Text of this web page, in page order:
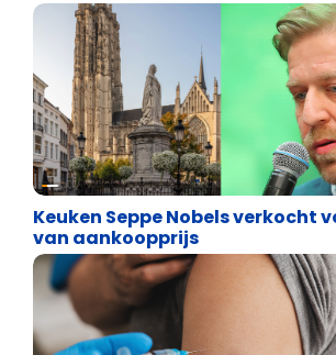
Binnenland politiek
Keuken Seppe Nobels verkocht
van aankoopprijs